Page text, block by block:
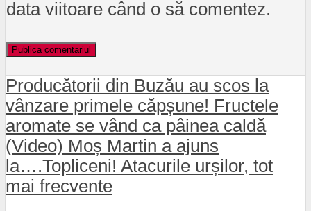
data viitoare când o să comentez.
Producătorii din Buzău au scos la
vânzare primele căpșune! Fructele
aromate se vând ca pâinea caldă
(Video) Moș Martin a ajuns
la….Topliceni! Atacurile urșilor, tot
mai frecvente